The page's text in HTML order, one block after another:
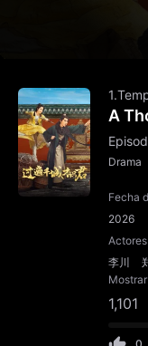
A
Drama
Fecha
2026
Actores
李川
1,101